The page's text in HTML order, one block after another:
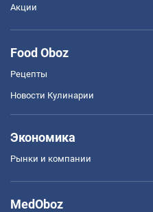
Акции
Food Oboz
Рецепты
Новости Кулинарии
Экономика
Рынки и компании
MedOboz